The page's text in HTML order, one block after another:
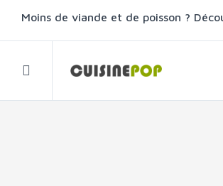
Moins de viande et de poisson ?